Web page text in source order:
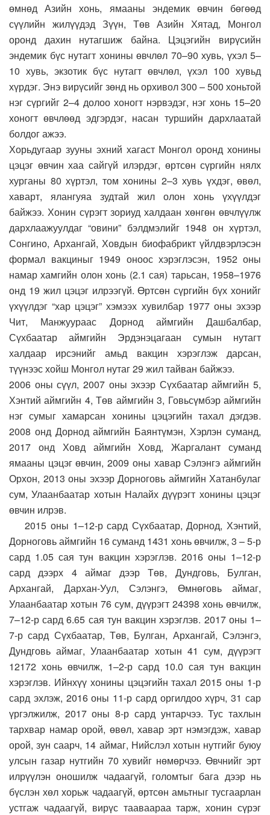
өмнөд Азийн хонь, ямааны эндемик өвчин бөгөөд
сүүлийн жилүүдэд Зүүн, Төв Азийн Хятад, Монгол
оронд дахин нутагшиж байна. Цэцэгийн вирүсийн
эндемик бүс нутагт хонины өвчлөл 70–90 хувь, үхэл 5–
10 хувь, экзотик бүс нутагт өвчлөл, үхэл 100 хувьд
хүрдэг. Энэ вирүсийг зөнд нь орхивол 300 – 500 хоньтой
нэг сүргийг 2–4 долоо хоногт нэрвэдэг, нэг хонь 15–20
хоногт өвчлөөд эдгэрдэг, насан туршийн дархлаатай
болдог ажээ.
Хорьдугаар зууны эхний хагаст Монгол оронд хонины
цэцэг өвчин хаа сайгүй илэрдэг, өртсөн сүргийн нялх
хурганы 80 хүртэл, том хонины 2–3 хувь үхдэг, өвөл,
хаварт, ялангуяа зудтай жил олон хонь үхүүлдэг
байжээ. Хонин сүрэгт зориуд халдаан хөнгөн өвчлүүлж
дархлаажуулдаг “овини” бэлдмэлийг 1948 он хүртэл,
Сонгино, Архангай, Ховдын биофабрикт үйлдвэрлэсэн
формал вакциныг 1949 оноос хэрэглэсэн, 1952 оны
намар хамгийн олон хонь (2.1 сая) тарьсан, 1958–1976
онд 19 жил цэцэг илрээгүй. Өртсөн сүргийн бүх хонийг
үхүүлдэг “хар цэцэг” хэмээх хувилбар 1977 оны эхээр
Чит, Манжуураас Дорнод аймгийн Дашбалбар,
Сүхбаатар аймгийн Эрдэнэцагаан сумын нутагт
халдаар ирсэнийг амьд вакцин хэрэглэж дарсан,
түүнээс хойш Монгол нутаг 29 жил тайван байжээ.
2006 оны сүүл, 2007 оны эхээр Сүхбаатар аймгийн 5,
Хэнтий аймгийн 4, Төв аймгийн 3, Говьсүмбэр аймгийн
нэг сумыг хамарсан хонины цэцэгийн тахал дэгдэв.
2008 онд Дорнод аймгийн Баянтүмэн, Хэрлэн суманд,
2017 онд Ховд аймгийн Ховд, Жаргалант суманд
ямааны цэцэг өвчин, 2009 оны хавар Сэлэнгэ аймгийн
Орхон, 2013 оны эхээр Дорноговь аймгийн Хатанбулаг
сум, Улаанбаатар хотын Налайх дүүрэгт хонины цэцэг
өвчин илрэв.
2015 оны 1–12-р сард Сүхбаатар, Дорнод, Хэнтий,
Дорноговь аймгийн 16 суманд 1431 хонь өвчилж, 3 – 5-р
сард 1.05 сая тун вакцин хэрэглэв. 2016 оны 1–12-р
сард дээрх 4 аймаг дээр Төв, Дундговь, Булган,
Архангай, Дархан-Уул, Сэлэнгэ, Өмнөговь аймаг,
Улаанбаатар хотын 76 сум, дүүрэгт 24398 хонь өвчилж,
7–12-р сард 6.65 сая тун вакцин хэрэглэв. 2017 оны 1–
7-р сард Сүхбаатар, Төв, Булган, Архангай, Сэлэнгэ,
Дундговь аймаг, Улаанбаатар хотын 41 сум, дүүрэгт
12172 хонь өвчилж, 1–2-р сард 10.0 сая тун вакцин
хэрэглэв. Ийнхүү хонины цэцэгийн тахал 2015 оны 1-р
сард эхлэж, 2016 оны 11-р сард оргилдоо хүрч, 31 сар
үргэлжилж, 2017 оны 8-р сард унтарчээ. Тус тахлын
тархвар намар орой, өвөл, хавар эрт нэмэгдэж, хавар
орой, зун саарч, 14 аймаг, Нийслэл хотын нутгийг буюу
улсын газар нутгийн 70 хувийг нөмөрчээ. Өвчнийг эрт
илрүүлэн оношилж чадаагүй, голомтыг бага дээр нь
бүслэн хөл хорьж чадаагүй, өртсөн амьтныг тусгаарлан
устгаж чадаагүй, вирүс тааваараа тарж, хонин сүрэг